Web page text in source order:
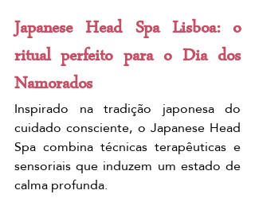
Japanese Head Spa Lisboa: o
ritual perfeito para o Dia dos
Namorados
Inspirado na tradição japonesa do
cuidado consciente, o Japanese Head
Spa combina técnicas terapêuticas e
sensoriais que induzem um estado de
calma profunda.